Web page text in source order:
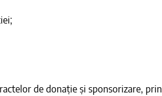
de donație și sponsorizare, prin